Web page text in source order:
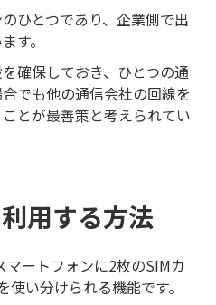
ひとつであり、企業側で出
す。
確保しておき、ひとつの通
でも他の通信会社の回線を
とが最善策と考えられてい
用する方法
ートフォンに2枚のSIMカ
い分けられる機能です。